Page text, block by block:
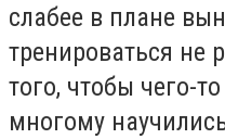
слабее в плане
тренироваться не
того, чтобы чего-
многому